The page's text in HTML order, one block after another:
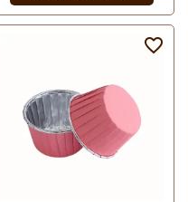
